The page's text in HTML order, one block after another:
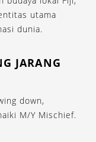
utama
dunia.
JARANG
down,
M/Y Mischief.